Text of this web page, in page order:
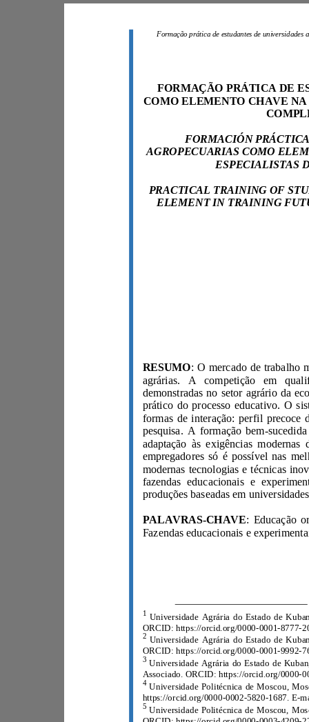
RESUMO
PALAVRAS-CHAVE
1
2
3
4
5